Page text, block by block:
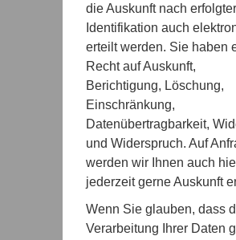
die Auskunft nach erfolgter
Identifikation auch
erteilt werden. Sie haben
Recht auf Auskunft,
Berichtigung, Löschung,
Einschränkung,
Datenübertragbarkeit,
und Widerspruch. Auf
werden wir Ihnen auch
jederzeit gerne Auskunft
Wenn Sie glauben, dass
Verarbeitung Ihrer Daten